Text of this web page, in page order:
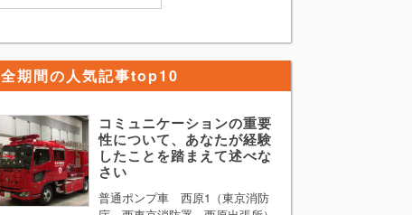
全期間の人気記事top10
コミュニケーションの重要
性について、あなたが経験
したことを踏まえて述べな
さい
普通ポンプ車 西原1（東京消防